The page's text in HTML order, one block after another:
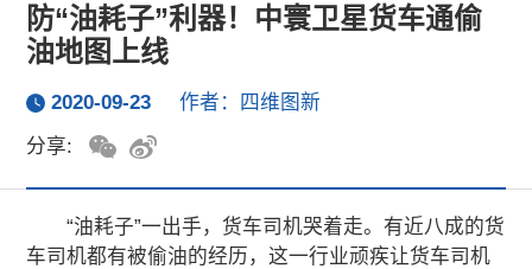
防“油耗子”利器！中寰卫星货车通偷
油地图上线
2020-09-23
作者：四维图新
分享:
“油耗子”一出手，货车司机哭着走。有近八成的货
车司机都有被偷油的经历，这一行业顽疾让货车司机